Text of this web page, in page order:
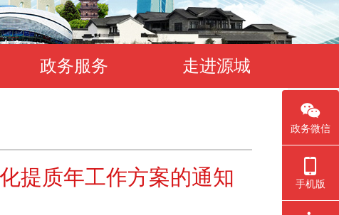
政务服务 走进源城
提质年工作方案的通知
政务微信
手机版